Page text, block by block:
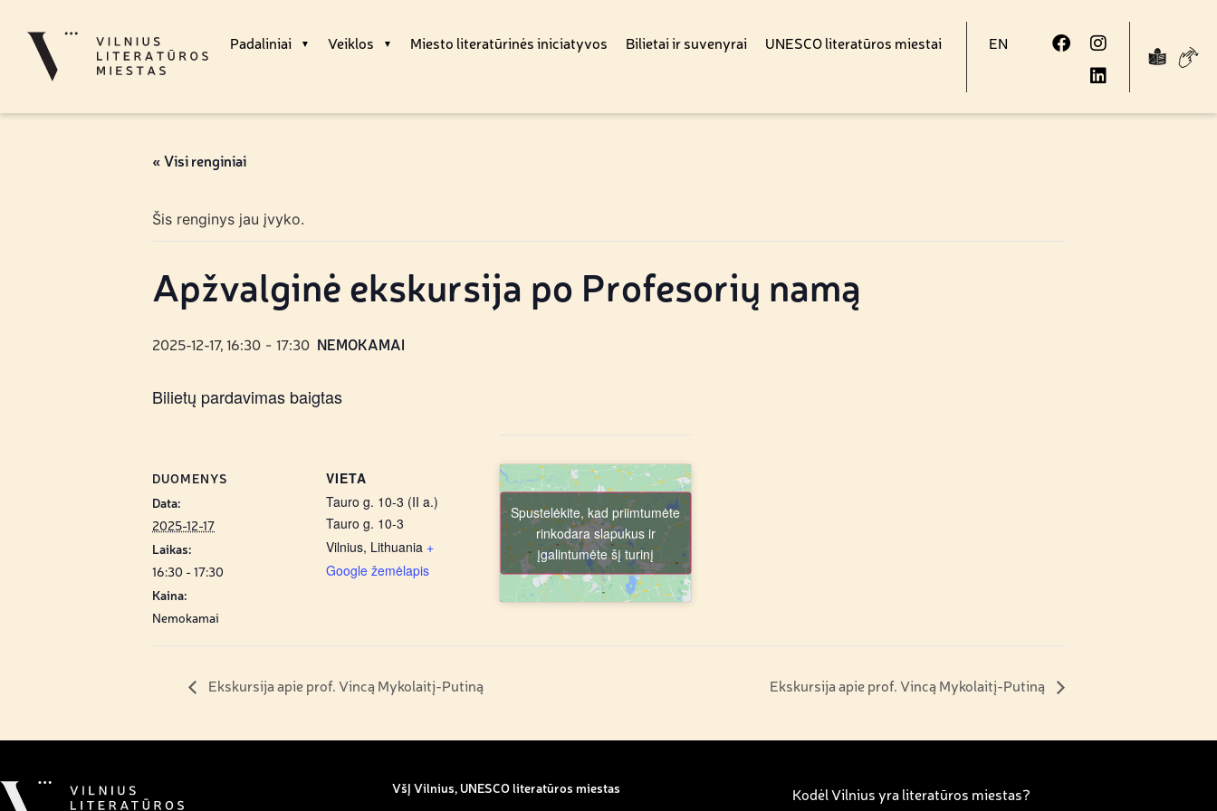
Padaliniai Veiklos Miesto literatūrinės iniciatyvos Bilietai ir suvenyrai UNESCO literatūros miestai EN
« Visi renginiai
Šis renginys jau įvyko.
Apžvalginė ekskursija po Profesorių namą
2025-12-17, 16:30 - 17:30 NEMOKAMAI
Bilietų pardavimas baigtas
DUOMENYS
Data:
2025-12-17
Laikas:
16:30 - 17:30
Kaina:
Nemokamai
VIETA
Tauro g. 10-3 (II a.)
Tauro g. 10-3
Vilnius, Lithuania +
Google žemėlapis
Spustelėkite, kad priimtumėte
rinkodara slapukus ir
įgalintumėte šį turinį
Ekskursija apie prof. Vincą Mykolaitį-Putiną Ekskursija apie prof. Vincą Mykolaitį-Putiną
VšĮ Vilnius, UNESCO literatūros miestas
Kodėl Vilnius yra literatūros miestas?